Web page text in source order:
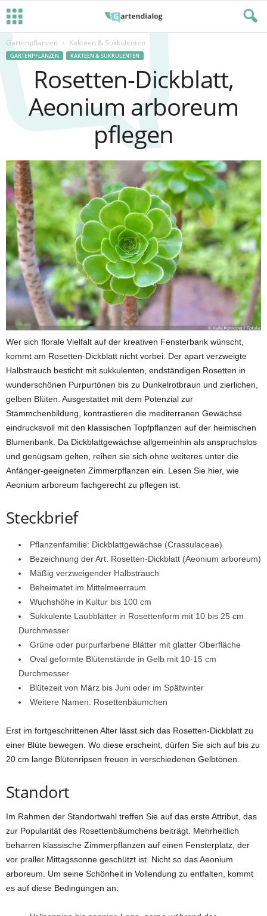
Gartenpflanzen Kakteen & Sukkulenten
GARTENPFLANZEN KAKTEEN & SUKKULENTEN
Rosetten-Dickblatt,
Aeonium arboreum
pflegen
Wer sich florale Vielfalt auf der kreativen Fensterbank wünscht,
kommt am Rosetten-Dickblatt nicht vorbei. Der apart verzweigte
Halbstrauch besticht mit sukkulenten, endständigen Rosetten in
wunderschönen Purpurtönen bis zu Dunkelrotbraun und zierlichen,
gelben Blüten. Ausgestattet mit dem Potenzial zur
Stämmchenbildung, kontrastieren die mediterranen Gewächse
eindrucksvoll mit den klassischen Topfpflanzen auf der heimischen
Blumenbank. Da Dickblattgewächse allgemeinhin als anspruchslos
und genügsam gelten, reihen sie sich ohne weiteres unter die
Anfänger-geeigneten Zimmerpflanzen ein. Lesen Sie hier, wie
Aeonium arboreum fachgerecht zu pflegen ist.
Steckbrief
Pflanzenfamilie: Dickblattgewächse (Crassulaceae)
Bezeichnung der Art: Rosetten-Dickblatt (Aeonium arboreum)
Mäßig verzweigender Halbstrauch
Beheimatet im Mittelmeerraum
Wuchshöhe in Kultur bis 100 cm
Sukkulente Laubblätter in Rosettenform mit 10 bis 25 cm
Durchmesser
Grüne oder purpurfarbene Blätter mit glatter Oberfläche
Oval geformte Blütenstände in Gelb mit 10-15 cm
Durchmesser
Blütezeit von März bis Juni oder im Spätwinter
Weitere Namen: Rosettenbäumchen
Erst im fortgeschrittenen Alter lässt sich das Rosetten-Dickblatt zu
einer Blüte bewegen. Wo diese erscheint, dürfen Sie sich auf bis zu
20 cm lange Blütenripsen freuen in verschiedenen Gelbtönen.
Standort
Im Rahmen der Standortwahl treffen Sie auf das erste Attribut, das
zur Popularität des Rosettenbäumchens beiträgt. Mehrheitlich
beharren klassische Zimmerpflanzen auf einen Fensterplatz, der
vor praller Mittagssonne geschützt ist. Nicht so das Aeonium
arboreum. Um seine Schönheit in Vollendung zu entfalten, kommt
es auf diese Bedingungen an: